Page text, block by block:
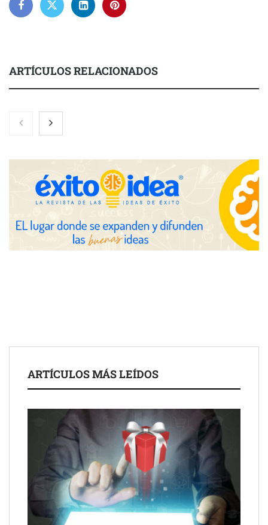
ARTÍCULOS RELACIONADOS
El nuevo mapa de zonas tensionadas abre nuevos frentes
legales para propietarios e inquilinos en Cataluña
La luz roja, el nuevo aftersun, actúa en la recuperación de la piel
después del sol
Eulalia Roig lanza ‘The Journal’, una revista digital mensual de
entrevistas y fotografía editorial
UrbanPay lanza en 19 mercados europeos su solución de pagos
inmobiliarios: hasta 82% de ahorro por cobro
Gestoría Online reduce a unas horas el alta de autónomo
ARTÍCULOS MÁS LEÍDOS